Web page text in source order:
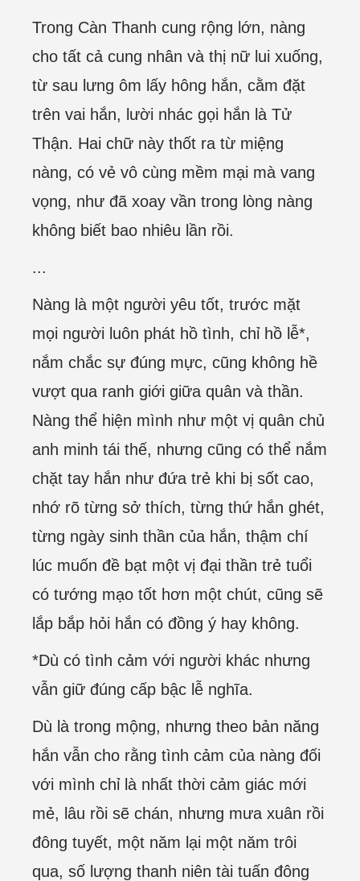
Trong Càn Thanh cung rộng lớn, nàng
cho tất cả cung nhân và thị nữ lui xuống,
từ sau lưng ôm lấy hông hắn, cằm đặt
trên vai hắn, lười nhác gọi hắn là Tử
Thận. Hai chữ này thốt ra từ miệng
nàng, có vẻ vô cùng mềm mại mà vang
vọng, như đã xoay vần trong lòng nàng
không biết bao nhiêu lần rồi.
...
Nàng là một người yêu tốt, trước mặt
mọi người luôn phát hồ tình, chỉ hồ lễ*,
nắm chắc sự đúng mực, cũng không hề
vượt qua ranh giới giữa quân và thần.
Nàng thể hiện mình như một vị quân chủ
anh minh tái thế, nhưng cũng có thể nắm
chặt tay hắn như đứa trẻ khi bị sốt cao,
nhớ rõ từng sở thích, từng thứ hắn ghét,
từng ngày sinh thần của hắn, thậm chí
lúc muốn đề bạt một vị đại thần trẻ tuổi
có tướng mạo tốt hơn một chút, cũng sẽ
lắp bắp hỏi hắn có đồng ý hay không.
*Dù có tình cảm với người khác nhưng
vẫn giữ đúng cấp bậc lễ nghĩa.
Dù là trong mộng, nhưng theo bản năng
hắn vẫn cho rằng tình cảm của nàng đối
với mình chỉ là nhất thời cảm giác mới
mẻ, lâu rồi sẽ chán, nhưng mưa xuân rồi
đông tuyết, một năm lại một năm trôi
qua, số lượng thanh niên tài tuấn đông